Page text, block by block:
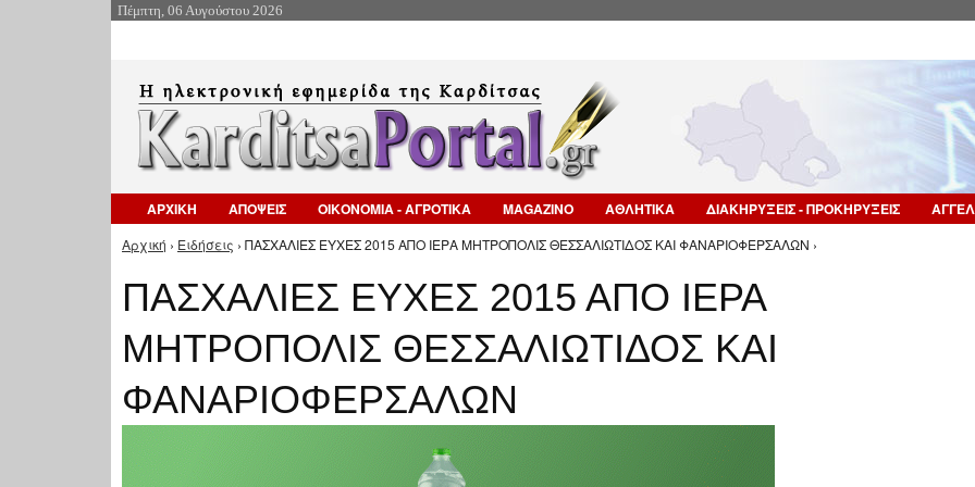
Πέμπτη, 06 Αυγούστου 2026
ΑΡΧΙΚΗ ΑΠΟΨΕΙΣ ΟΙΚΟΝΟΜΙΑ - ΑΓΡΟΤΙΚΑ MAGAZINO ΑΘΛΗΤΙΚΑ ΔΙΑΚΗΡΥΞΕΙΣ - ΠΡΟΚΗΡΥΞΕΙΣ
Είστε εδώ
Αρχική › Ειδήσεις › ΠΑΣΧΑΛΙΕΣ ΕΥΧΕΣ 2015 ΑΠΟ ΙΕΡΑ ΜΗΤΡΟΠΟΛΙΣ ΘΕΣΣΑΛΙΩΤΙΔΟΣ ΚΑΙ ΦΑΝΑΡΙΟΦΕΡΣΑΛΩΝ ›
ΠΑΣΧΑΛΙΕΣ ΕΥΧΕΣ 2015 ΑΠΟ ΙΕΡΑ
ΜΗΤΡΟΠΟΛΙΣ ΘΕΣΣΑΛΙΩΤΙΔΟΣ ΚΑΙ
ΦΑΝΑΡΙΟΦΕΡΣΑΛΩΝ